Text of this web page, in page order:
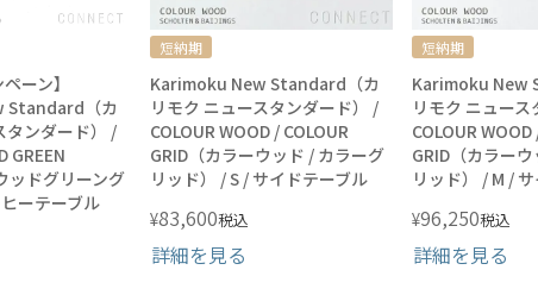
ーン】
Standard（カ
タンダード） /
GREEN
ッドグリーング
ーテーブル
短納期
Karimoku New Standard（カ
リモク ニュースタンダード） /
COLOUR WOOD / COLOUR
GRID（カラーウッド / カラーグ
リッド） / S / サイドテーブル
¥83,600税込
詳細を見る
短納期
Karimoku New
リモク ニュー
COLOUR WOOD
GRID（カラー
リッド） / M /
¥96,250税込
詳細を見る